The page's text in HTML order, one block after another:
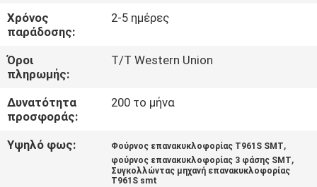
ΜΑΖΊ
ΜΑΣ
ΝΈΑ
SHOPPING
Χρόνος
παράδοσης:
2-5 ημέρες
Όροι
πληρωμής:
T/T Western Union
Δυνατότητα
προσφοράς:
200 το μήνα
Υψηλό φως: Φούρνος επανακυκλοφορίας T961S SMT,
φούρνος επανακυκλοφορίας 3 φάσης SMT,
Συγκολλώντας μηχανή επανακυκλοφορίας
T961S smt